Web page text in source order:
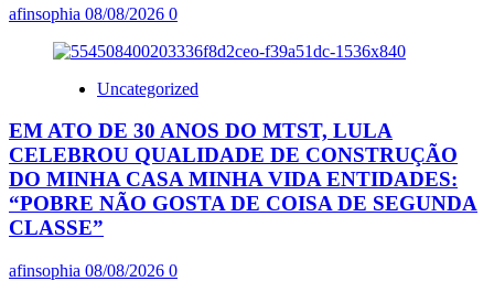
afinsophia 08/08/2026 0
Uncategorized
EM ATO DE 30 ANOS DO MTST, LULA
CELEBROU QUALIDADE DE CONSTRUÇÃO
DO MINHA CASA MINHA VIDA ENTIDADES:
“POBRE NÃO GOSTA DE COISA DE SEGUNDA
CLASSE”
afinsophia 08/08/2026 0